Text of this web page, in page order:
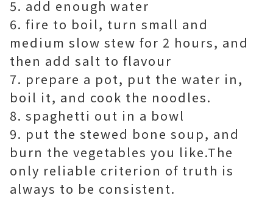
5. add enough water
6. fire to boil, turn small and
medium slow stew for 2 hours, and
then add salt to flavour
7. prepare a pot, put the water in,
boil it, and cook the noodles.
8. spaghetti out in a bowl
9. put the stewed bone soup, and
burn the vegetables you like.The
only reliable criterion of truth is
always to be consistent.